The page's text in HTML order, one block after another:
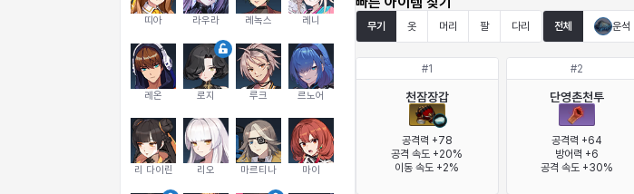
띠아 라우라 레녹스 레니
레온 로지 루크 르노어
리 다이린 리오 마르티나 마이
무기 옷 머리 팔 다리 전체 운석
#1
천잠장갑
공격력 +78
공격 속도 +20%
이동 속도 +2%
#2
단영촌천투
공격력 +64
방어력 +6
공격 속도 +30%